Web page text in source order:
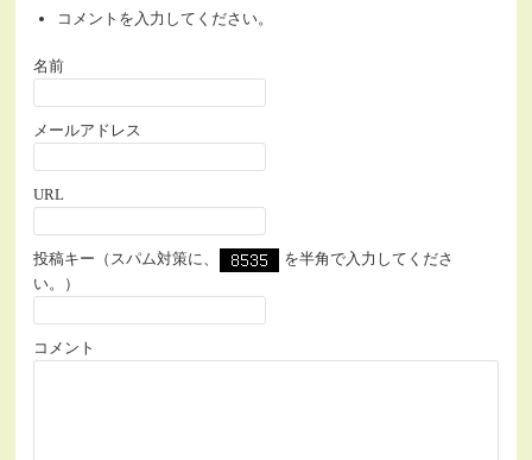
コメントを入力してください。
名前
メールアドレス
URL
投稿キー（スパム対策に、
を半角で入力してくださ
い。）
コメント